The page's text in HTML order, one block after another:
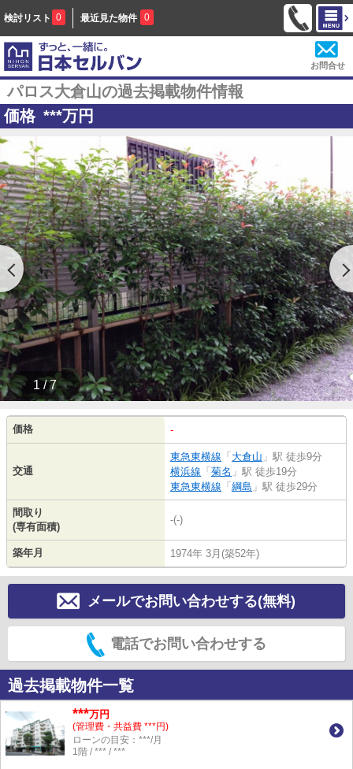
検討リスト 0 最近見た物件 0
お問合せ
パロス大倉山の過去掲載物件情報
価格 ***万円
1 / 7
価格 -
交通
東急東横線 「 大倉山 」駅 徒歩9分
横浜線 「 菊名 」駅 徒歩19分
東急東横線 「 綱島 」駅 徒歩29分
間取り
(専有面積)
-(-)
築年月 1974年 3月(築52年)
メールでお問い合わせする(無料)
電話でお問い合わせする
過去掲載物件一覧
***万円
(管理費・共益費 ***円)
ローンの目安：***/月
1階 / *** / ***